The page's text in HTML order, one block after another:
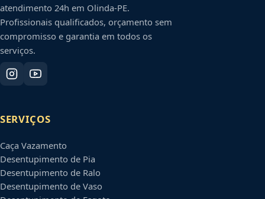
atendimento 24h em Olinda-PE.
Profissionais qualificados, orçamento sem
compromisso e garantia em todos os
serviços.
SERVIÇOS
Caça Vazamento
Desentupimento de Pia
Desentupimento de Ralo
Desentupimento de Vaso